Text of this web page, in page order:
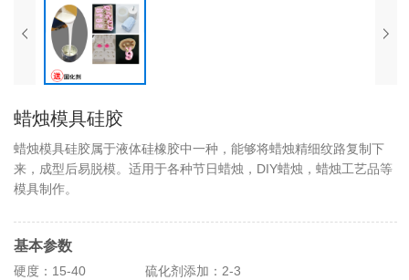
蜡烛模具硅胶
蜡烛模具硅胶属于液体硅橡胶中一种，能够将蜡烛精细纹路复制下
来，成型后易脱模。适用于各种节日蜡烛，DIY蜡烛，蜡烛工艺品等
模具制作。
基本参数
硬度：15-40
硫化剂添加：2-3